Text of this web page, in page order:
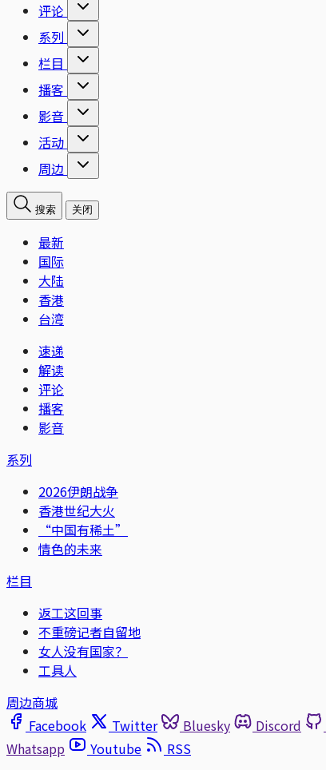
评论
系列
栏目
播客
影音
活动
周边
搜索 关闭
最新
国际
大陆
香港
台湾
速递
解读
评论
播客
影音
系列
2026伊朗战争
香港世纪大火
“中国有稀土”
情色的未来
栏目
返工这回事
不重磅记者自留地
女人没有国家？
工具人
周边商城
Facebook
Twitter Bluesky Discord
Whatsapp
Youtube RSS